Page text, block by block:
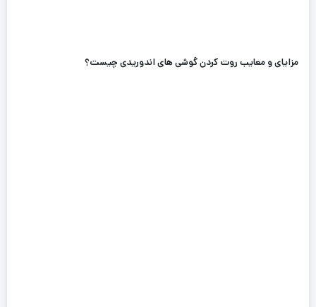
مزایای و معایب روت کردن گوشی های اندوریدی چیست؟